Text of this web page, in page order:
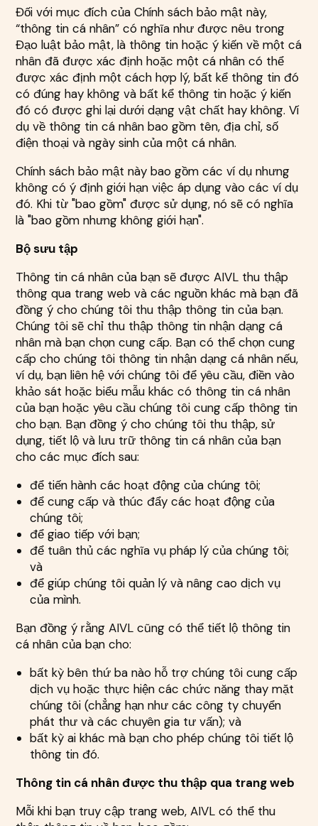
Đối với mục đích của Chính sách bảo mật này,
“thông tin cá nhân” có nghĩa như được nêu trong
Đạo luật bảo mật, là thông tin hoặc ý kiến về một cá
nhân đã được xác định hoặc một cá nhân có thể
được xác định một cách hợp lý, bất kể thông tin đó
có đúng hay không và bất kể thông tin hoặc ý kiến
đó có được ghi lại dưới dạng vật chất hay không. Ví
dụ về thông tin cá nhân bao gồm tên, địa chỉ, số
điện thoại và ngày sinh của một cá nhân.
Chính sách bảo mật này bao gồm các ví dụ nhưng
không có ý định giới hạn việc áp dụng vào các ví dụ
đó. Khi từ "bao gồm" được sử dụng, nó sẽ có nghĩa
là "bao gồm nhưng không giới hạn".
Bộ sưu tập
Thông tin cá nhân của bạn sẽ được AIVL thu thập
thông qua trang web và các nguồn khác mà bạn đã
đồng ý cho chúng tôi thu thập thông tin của bạn.
Chúng tôi sẽ chỉ thu thập thông tin nhận dạng cá
nhân mà bạn chọn cung cấp. Bạn có thể chọn cung
cấp cho chúng tôi thông tin nhận dạng cá nhân nếu,
ví dụ, bạn liên hệ với chúng tôi để yêu cầu, điền vào
khảo sát hoặc biểu mẫu khác có thông tin cá nhân
của bạn hoặc yêu cầu chúng tôi cung cấp thông tin
cho bạn. Bạn đồng ý cho chúng tôi thu thập, sử
dụng, tiết lộ và lưu trữ thông tin cá nhân của bạn
cho các mục đích sau:
để tiến hành các hoạt động của chúng tôi;
để cung cấp và thúc đẩy các hoạt động của
chúng tôi;
để giao tiếp với bạn;
để tuân thủ các nghĩa vụ pháp lý của chúng tôi;
và
để giúp chúng tôi quản lý và nâng cao dịch vụ
của mình.
Bạn đồng ý rằng AIVL cũng có thể tiết lộ thông tin
cá nhân của bạn cho:
bất kỳ bên thứ ba nào hỗ trợ chúng tôi cung cấp
dịch vụ hoặc thực hiện các chức năng thay mặt
chúng tôi (chẳng hạn như các công ty chuyển
phát thư và các chuyên gia tư vấn); và
bất kỳ ai khác mà bạn cho phép chúng tôi tiết lộ
thông tin đó.
Thông tin cá nhân được thu thập qua trang web
Mỗi khi bạn truy cập trang web, AIVL có thể thu